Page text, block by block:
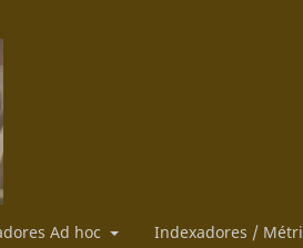
Ad hoc Indexadores /